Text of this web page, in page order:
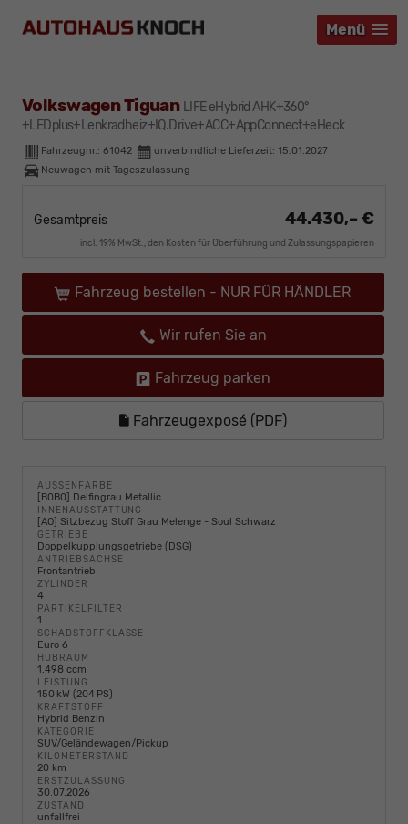
Menü
Menü
Menü
Volkswagen Tiguan LIFE eHybrid AHK+360°
+LEDplus+Lenkradheiz+IQ.Drive+ACC+AppConnect+eHeck
Fahrzeugnr.: 61042 unverbindliche Lieferzeit: 15.01.2027
Neuwagen mit Tageszulassung
Gesamtpreis 44.430,– €
incl. 19% MwSt., den Kosten für Überführung und Zulassungspapieren
Fahrzeug bestellen - NUR FÜR HÄNDLER
Wir rufen Sie an
Fahrzeug parken
Fahrzeugexposé (PDF)
AUSSENFARBE
[B0B0] Delfingrau Metallic
INNENAUSSTATTUNG
[AO] Sitzbezug Stoff Grau Melenge - Soul Schwarz
GETRIEBE
Doppelkupplungsgetriebe (DSG)
ANTRIEBSACHSE
Frontantrieb
ZYLINDER
4
PARTIKELFILTER
1
SCHADSTOFFKLASSE
Euro 6
HUBRAUM
1.498 ccm
LEISTUNG
150 kW (204 PS)
KRAFTSTOFF
Hybrid Benzin
KATEGORIE
SUV/Geländewagen/Pickup
KILOMETERSTAND
20 km
ERSTZULASSUNG
30.07.2026
ZUSTAND
unfallfrei